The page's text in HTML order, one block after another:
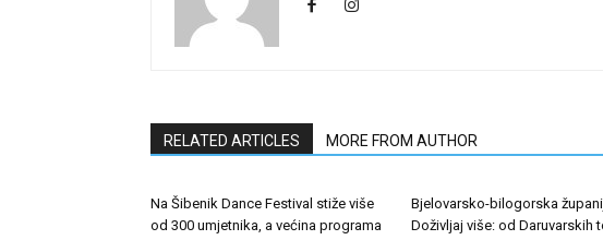
RELATED ARTICLES MORE FROM AUTHOR
Na Šibenik Dance Festival stiže više
od 300 umjetnika, a većina programa
Bjelovarsko-bilogorska
Doživljaj više: od Daruvarskih